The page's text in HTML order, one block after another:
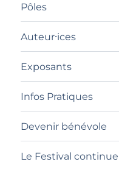
Pôles
Auteur⸱ices
Exposants
Infos Pratiques
Devenir bénévole
Le Festival continue